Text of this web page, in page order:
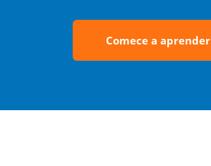
Comece a aprender